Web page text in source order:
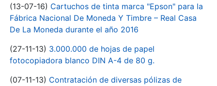
(13-07-16) Cartuchos de tinta marca "Epson" para la
Fábrica Nacional De Moneda Y Timbre – Real Casa
De La Moneda durante el año 2016
(27-11-13) 3.000.000 de hojas de papel
fotocopiadora blanco DIN A-4 de 80 g.
(07-11-13) Contratación de diversas pólizas de